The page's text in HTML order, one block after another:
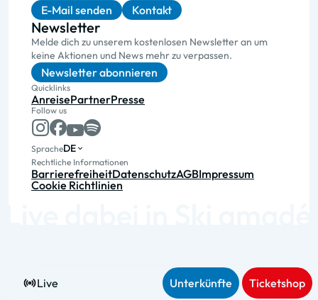
Live Unterkünfte Ticketshop
E-Mail senden Kontakt
Newsletter
Melde dich zu unserem kostenlosen Newsletter an um
keine Aktionen und News mehr zu verpassen.
Newsletter abonnieren
Quicklinks
AnreisePartnerPresse
Follow us
SpracheDE
Rechtliche Informationen
BarrierefreiheitDatenschutzAGBImpressum
Cookie Richtlinien